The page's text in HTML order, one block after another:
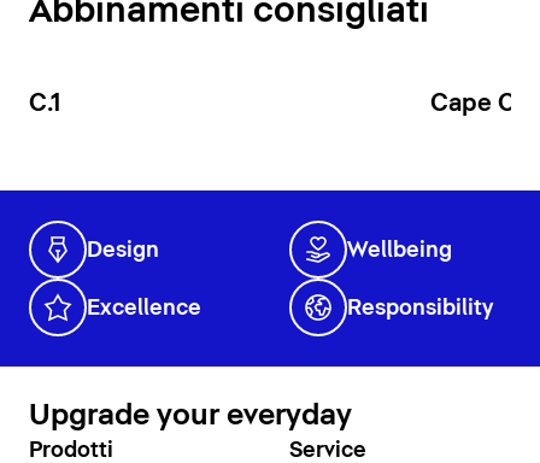
Abbinamenti consigliati
C.1 Cape
Design Wellbeing
Excellence Responsibility
Upgrade your everyday
Prodotti Service